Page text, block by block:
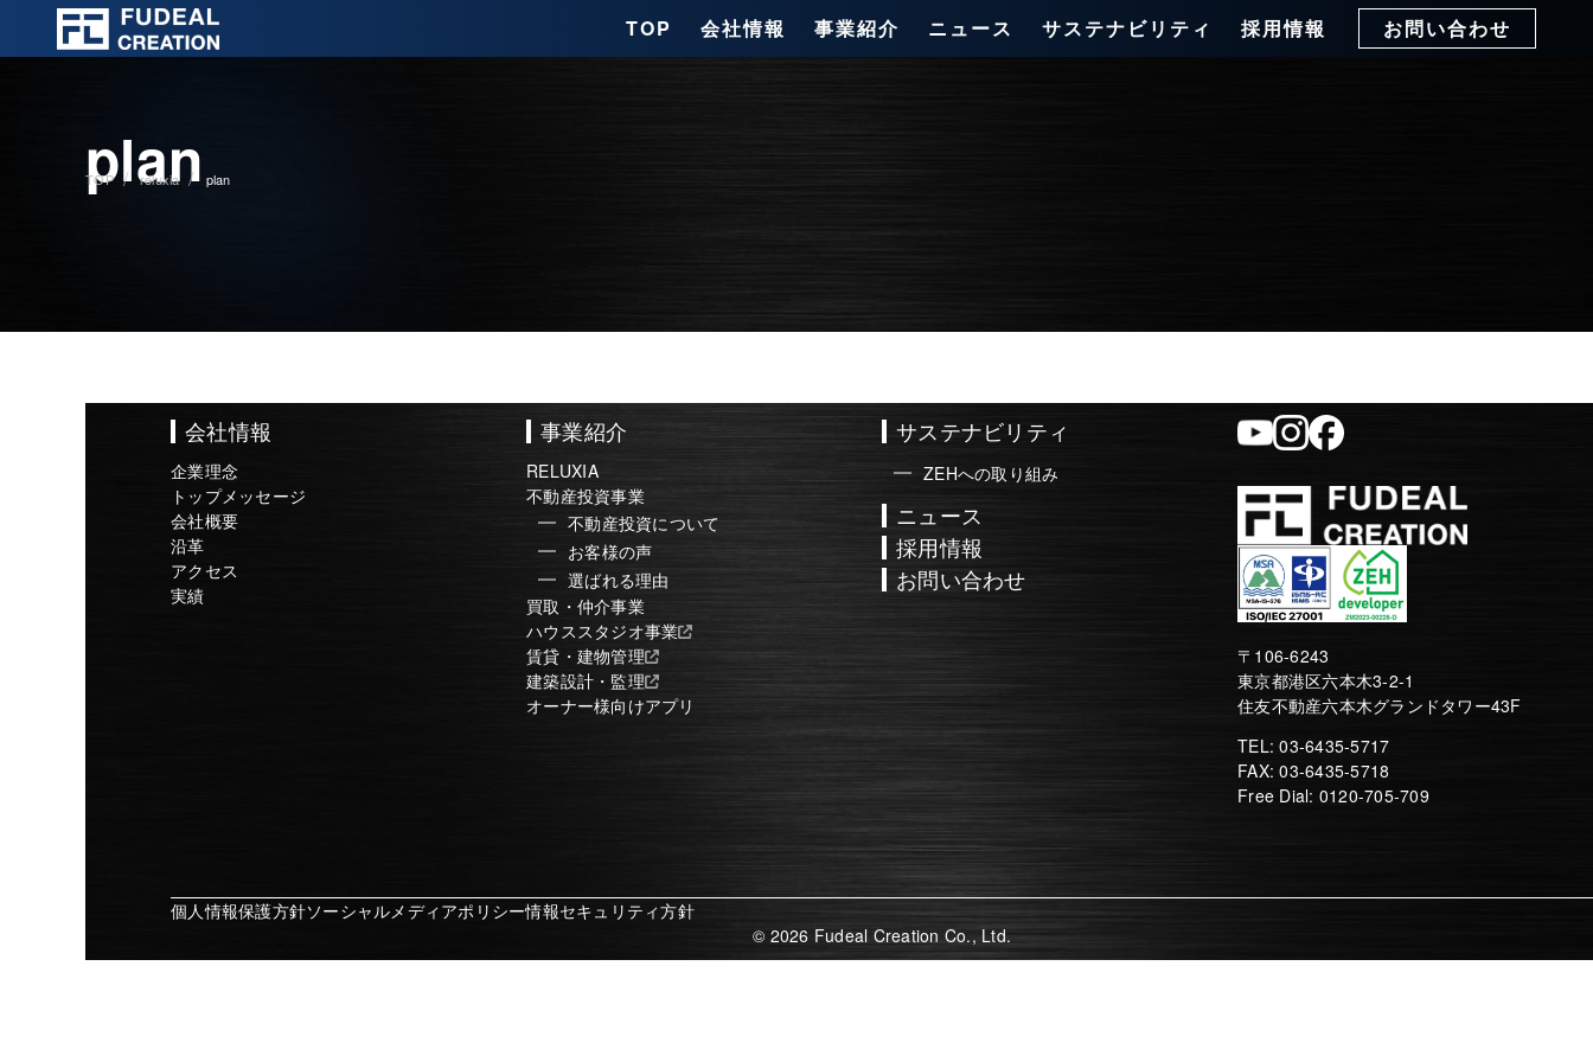
TOP 会社情報 事業紹介 ニュース サステナビリティ 採用情報 お問い合わせ
plan
TOP reluxia plan
会社情報
企業理念
トップメッセージ
会社概要
沿革
アクセス
実績
事業紹介
RELUXIA
不動産投資事業
不動産投資について
お客様の声
選ばれる理由
買取・仲介事業
ハウススタジオ事業
賃貸・建物管理
建築設計・監理
オーナー様向けアプリ
サステナビリティ
ZEHへの取り組み
ニュース
採用情報
お問い合わせ
〒106-6243
東京都港区六本木3-2-1
住友不動産六本木グランドタワー43F
TEL: 03-6435-5717
FAX: 03-6435-5718
Free Dial: 0120-705-709
個人情報保護方針ソーシャルメディアポリシー情報セキュリティ方針
© 2026 Fudeal Creation Co., Ltd.